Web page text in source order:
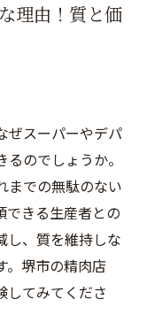
理由！質と価
ぜスーパーやデパ
のでしょうか。
までの無駄のない
できる生産者との
し、質を維持しな
。堺市の精肉店
してみてくださ